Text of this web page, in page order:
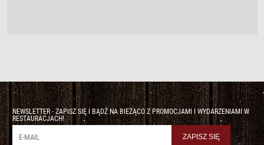
NEWSLETTER - ZAPISZ SIĘ I BĄDŹ NA BIEŻĄCO Z PROMOCJAMI I WYDARZENIAMI W
RESTAURACJACH!